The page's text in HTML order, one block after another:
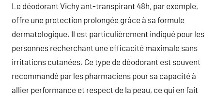
Le déodorant Vichy ant-transpirant 48h, par exemple,
offre une protection prolongée grâce à sa formule
dermatologique. Il est particulièrement indiqué pour les
personnes recherchant une efficacité maximale sans
irritations cutanées. Ce type de déodorant est souvent
recommandé par les pharmaciens pour sa capacité à
allier performance et respect de la peau, ce qui en fait